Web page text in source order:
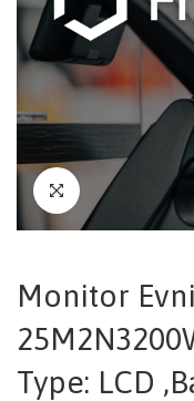
Monitor
Type: LCD